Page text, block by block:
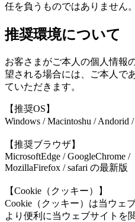
任を負うものではありません。
推奨環境について
お客さまがご本人の個人情報
望される場合には、ご本人で
ていただきます。
【推奨OS】
Windows / Macintoshu / Andorid
【推奨ブラウザ】
MicrosoftEdge / GoogleChrome /
MozillaFirefox / safari の最新版
【Cookie（クッキー）】
Cookie（クッキー）は当ウェ
より便利に当ウェブサイトを